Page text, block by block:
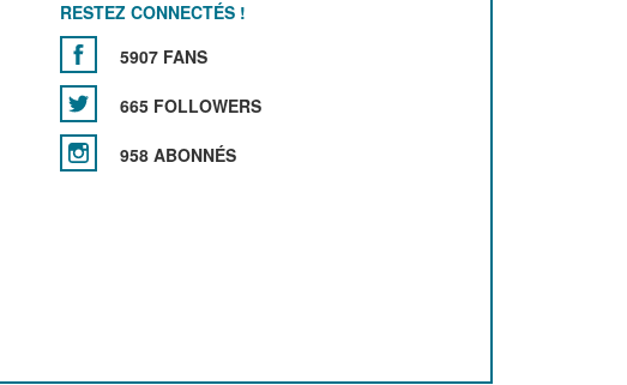
RESTEZ CONNECTÉS !
5907 FANS
665 FOLLOWERS
958 ABONNÉS